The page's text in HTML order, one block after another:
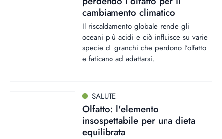
cambiamento climatico
Il riscaldamento globale rende gli
oceani più acidi e ciò influisce su varie
specie di granchi che perdono l’olfatto
e faticano ad adattarsi.
SALUTE
Olfatto: l'elemento
insospettabile per una dieta
equilibrata